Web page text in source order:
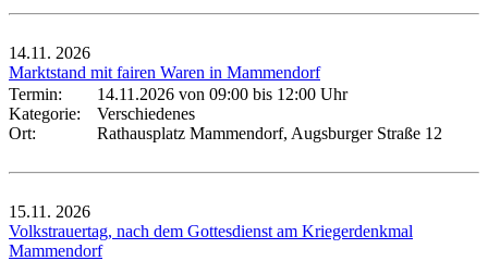
14.11. 2026
Marktstand mit fairen Waren in Mammendorf
Termin:
14.11.2026 von 09:00 bis 12:00 Uhr
Kategorie:
Verschiedenes
Ort:
Rathausplatz Mammendorf, Augsburger Straße 12
15.11. 2026
Volkstrauertag, nach dem Gottesdienst am Kriegerdenkmal
Mammendorf